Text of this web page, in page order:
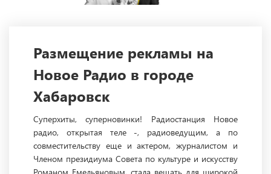
Размещение рекламы на
Новое Радио в городе
Хабаровск
Суперхиты, суперновинки! Радиостанция Новое
радио, открытая теле -, радиоведущим, а по
совместительству еще и актером, журналистом и
Членом президиума Совета по культуре и искусству